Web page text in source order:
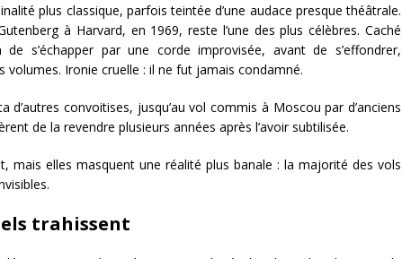
plus classique, parfois teintée d’une audace presque théâtrale.
à Harvard, en 1969, reste l’une des plus célèbres. Caché
s’échapper par une corde improvisée, avant de s’effondrer,
volumes. Ironie cruelle : il ne fut jamais condamné.
d’autres convoitises, jusqu’au vol commis à Moscou par d’anciens
de la revendre plusieurs années après l’avoir subtilisée.
mais elles masquent une réalité plus banale : la majorité des vols
trahissent